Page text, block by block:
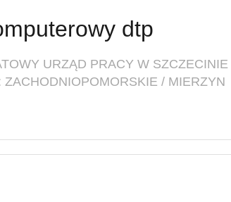
dtp
URZĄD PRACY W SZCZECINIE
ZACHODNIOPOMORSKIE / MIERZYN